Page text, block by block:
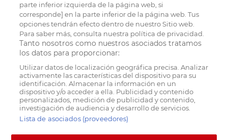
parte inferior izquierda de la página web, si
corresponde] en la parte inferior de la página web. Tus
opciones tendrán efecto dentro de nuestro Sitio web.
Para saber más, consulta nuestra política de privacidad.
Tanto nosotros como nuestros asociados tratamos
los datos para proporcionar:
Utilizar datos de localización geográfica precisa. Analizar
activamente las características del dispositivo para su
identificación. Almacenar la información en un
dispositivo y/o acceder a ella. Publicidad y contenido
personalizados, medición de publicidad y contenido,
investigación de audiencia y desarrollo de servicios.
Lista de asociados (proveedores)